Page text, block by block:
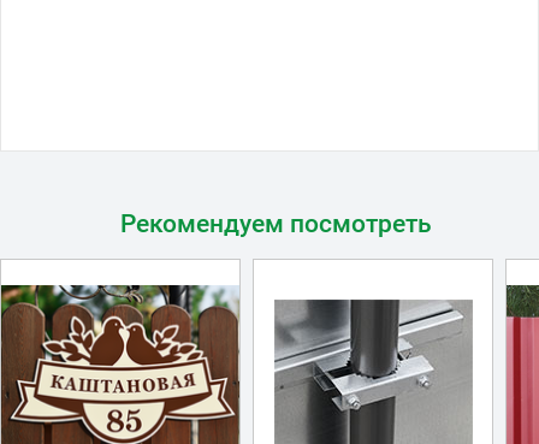
Рекомендуем посмотреть